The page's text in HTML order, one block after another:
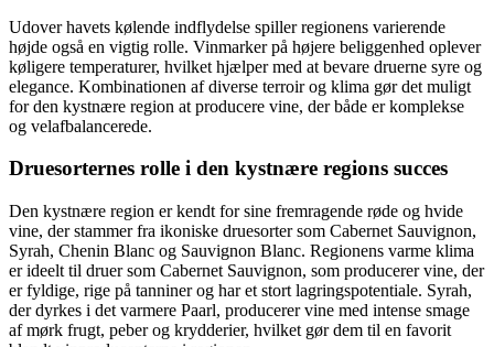
Udover havets kølende indflydelse spiller regionens varierende
højde også en vigtig rolle. Vinmarker på højere beliggenhed oplever
køligere temperaturer, hvilket hjælper med at bevare druerne syre og
elegance. Kombinationen af diverse terroir og klima gør det muligt
for den kystnære region at producere vine, der både er komplekse
og velafbalancerede.
Druesorternes rolle i den kystnære regions succes
Den kystnære region er kendt for sine fremragende røde og hvide
vine, der stammer fra ikoniske druesorter som Cabernet Sauvignon,
Syrah, Chenin Blanc og Sauvignon Blanc. Regionens varme klima
er ideelt til druer som Cabernet Sauvignon, som producerer vine, der
er fyldige, rige på tanniner og har et stort lagringspotentiale. Syrah,
der dyrkes i det varmere Paarl, producerer vine med intense smage
af mørk frugt, peber og krydderier, hvilket gør dem til en favorit